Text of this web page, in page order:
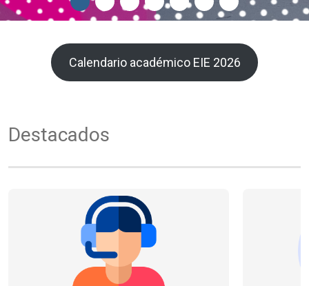
Calendario académico EIE 2026
Destacados